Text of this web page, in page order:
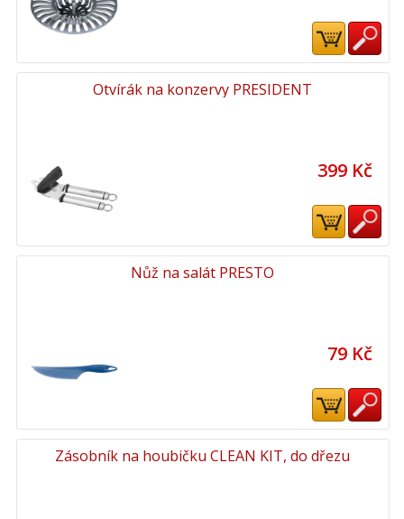
Otvírák na konzervy PRESIDENT
399 Kč
Nůž na salát PRESTO
79 Kč
Zásobník na houbičku CLEAN KIT, do dřezu